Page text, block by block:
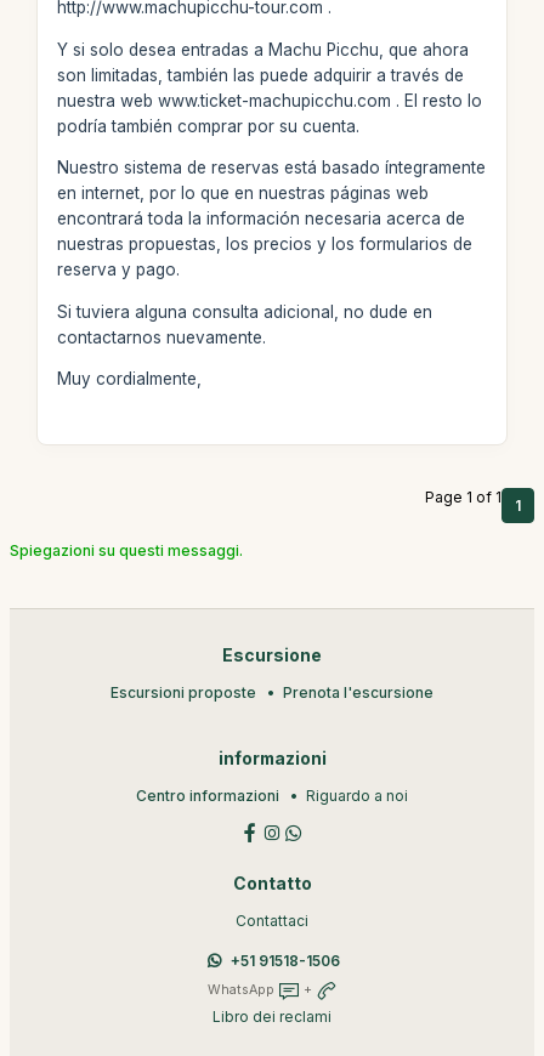
http://www.machupicchu-tour.com .
Y si solo desea entradas a Machu Picchu, que ahora
son limitadas, también las puede adquirir a través de
nuestra web www.ticket-machupicchu.com . El resto lo
podría también comprar por su cuenta.
Nuestro sistema de reservas está basado íntegramente
en internet, por lo que en nuestras páginas web
encontrará toda la información necesaria acerca de
nuestras propuestas, los precios y los formularios de
reserva y pago.
Si tuviera alguna consulta adicional, no dude en
contactarnos nuevamente.
Muy cordialmente,
Page 1 of 1 1
Spiegazioni su questi messaggi.
Escursione
Escursioni proposte Prenota l'escursione
informazioni
Centro informazioni Riguardo a noi
Contatto
Contattaci
+51 91518-1506
WhatsApp +
Libro dei reclami